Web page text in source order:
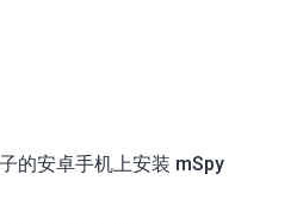
的安卓手机上安装 mSpy